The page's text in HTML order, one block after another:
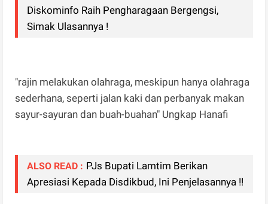
Diskominfo Raih Pengharagaan Bergengsi,
Simak Ulasannya !
"rajin melakukan olahraga, meskipun hanya olahraga
sederhana, seperti jalan kaki dan perbanyak makan
sayur-sayuran dan buah-buahan" Ungkap Hanafi
ALSO READ : PJs Bupati Lamtim Berikan
Apresiasi Kepada Disdikbud, Ini Penjelasannya !!